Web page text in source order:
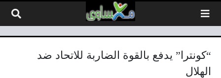
“كونترا” يدفع بالقوة الضاربة للاتحاد ضد
الهلال